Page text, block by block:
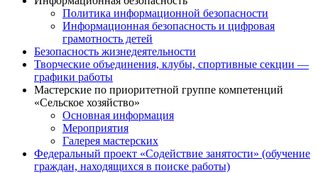
Политика информационной безопасности
Информационная безопасность и цифровая
грамотность детей
Безопасность жизнедеятельности
Творческие объединения, клубы, спортивные секции —
графики работы
Мастерские по приоритетной группе компетенций
«Сельское хозяйство»
Основная информация
Мероприятия
Галерея мастерских
Федеральный проект «Содействие занятости» (обучение
граждан, находящихся в поиске работы)